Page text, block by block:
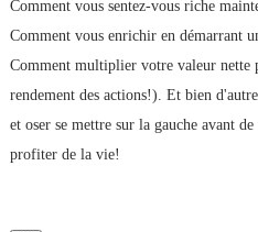
Comment vous sentez-vous riche
Comment vous enrichir en démarrant
Comment multiplier votre valeur nette
rendement des actions!). Et bien
et oser se mettre sur la gauche avant
profiter de la vie!